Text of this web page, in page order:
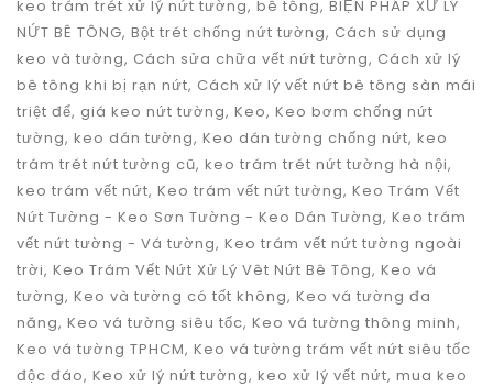
keo trám trét xử lý nứt tường, bê tông, BIỆN PHÁP XỬ LÝ
NỨT BÊ TÔNG, Bột trét chống nứt tường, Cách sử dụng
keo và tường, Cách sửa chữa vết nứt tường, Cách xử lý
bê tông khi bị rạn nứt, Cách xử lý vết nứt bê tông sàn mái
triệt để, giá keo nứt tường, Keo, Keo bơm chống nứt
tường, keo dán tường, Keo dán tường chống nứt, keo
trám trét nứt tường cũ, keo trám trét nứt tường hà nội,
keo trám vết nứt, Keo trám vết nứt tường, Keo Trám Vết
Nứt Tường - Keo Sơn Tường - Keo Dán Tường, Keo trám
vết nứt tường - Vá tường, Keo trám vết nứt tường ngoài
trời, Keo Trám Vết Nứt Xử Lý Vêt Nứt Bê Tông, Keo vá
tường, Keo và tường có tốt không, Keo vá tường đa
năng, Keo vá tường siêu tốc, Keo vá tường thông minh,
Keo vá tường TPHCM, Keo vá tường trám vết nứt siêu tốc
độc đáo, Keo xử lý nứt tường, keo xử lý vết nứt, mua keo